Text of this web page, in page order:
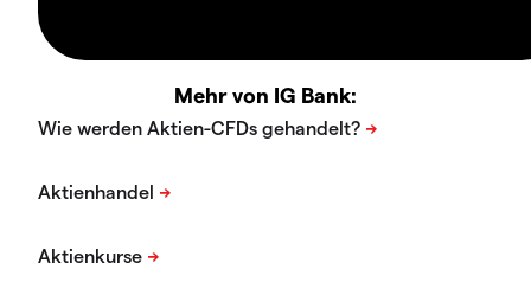
Mehr von IG Bank: